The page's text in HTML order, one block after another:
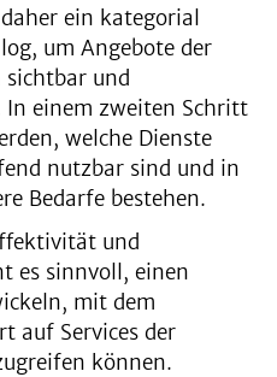
ein kategorial
um Angebote der
und
In einem zweiten Schritt
welche Dienste
nutzbar sind und in
Bedarfe bestehen.
und
es sinnvoll, einen
mit dem
auf Services der
können.